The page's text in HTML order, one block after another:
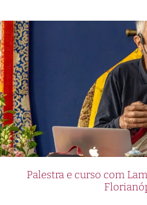
Palestra e curso com